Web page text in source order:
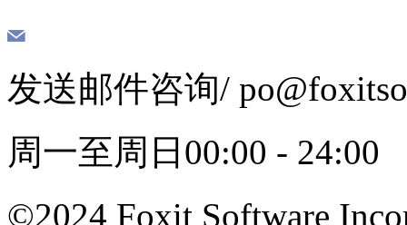
发送邮件咨询/
周一至周日00:00 - 24:00
©2024 Foxit Software